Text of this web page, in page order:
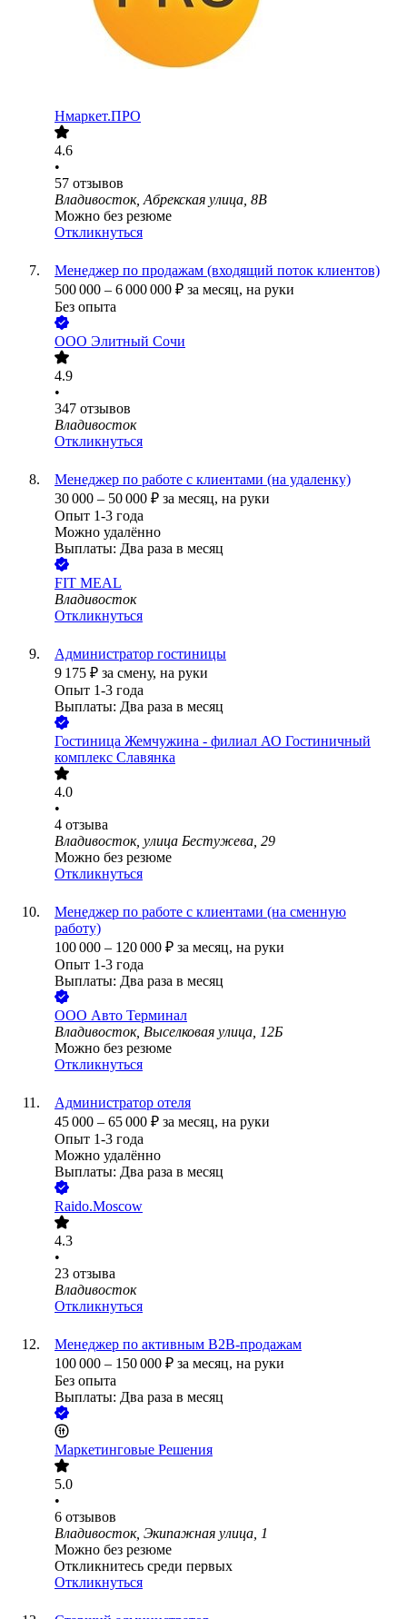
Нмаркет.ПРО
4.6
•
57 отзывов
Владивосток, Абрекская улица, 8В
Можно без резюме
Откликнуться
Менеджер по продажам (входящий поток клиентов)
500 000 – 6 000 000 ₽ за месяц, на руки
Без опыта
ООО Элитный Сочи
4.9
•
347 отзывов
Владивосток
Откликнуться
Менеджер по работе с клиентами (на удаленку)
30 000 – 50 000 ₽ за месяц, на руки
Опыт 1-3 года
Можно удалённо
Выплаты: Два раза в месяц
FIT MEAL
Владивосток
Откликнуться
Администратор гостиницы
9 175 ₽ за смену, на руки
Опыт 1-3 года
Выплаты: Два раза в месяц
Гостиница Жемчужина - филиал АО Гостиничный
комплекс Славянка
4.0
•
4 отзыва
Владивосток, улица Бестужева, 29
Можно без резюме
Откликнуться
Менеджер по работе с клиентами (на сменную
работу)
100 000 – 120 000 ₽ за месяц, на руки
Опыт 1-3 года
Выплаты: Два раза в месяц
ООО Авто Терминал
Владивосток, Выселковая улица, 12Б
Можно без резюме
Откликнуться
Администратор отеля
45 000 – 65 000 ₽ за месяц, на руки
Опыт 1-3 года
Можно удалённо
Выплаты: Два раза в месяц
Raido.Moscow
4.3
•
23 отзыва
Владивосток
Откликнуться
Менеджер по активным B2B-продажам
100 000 – 150 000 ₽ за месяц, на руки
Без опыта
Выплаты: Два раза в месяц
Маркетинговые Решения
5.0
•
6 отзывов
Владивосток, Экипажная улица, 1
Можно без резюме
Откликнитесь среди первых
Откликнуться